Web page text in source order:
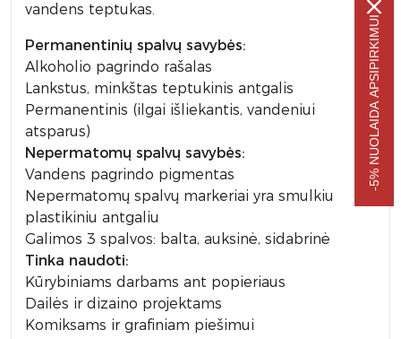
vandens teptukas.
Permanentinių spalvų savybės:
Alkoholio pagrindo rašalas
Lankstus, minkštas teptukinis antgalis
Permanentinis (ilgai išliekantis, vandeniui
atsparus)
Nepermatomų spalvų savybės:
Vandens pagrindo pigmentas
Nepermatomų spalvų markeriai yra smulkiu
plastikiniu antgaliu
Galimos 3 spalvos: balta, auksinė, sidabrinė
Tinka naudoti:
Kūrybiniams darbams ant popieriaus
Dailės ir dizaino projektams
Komiksams ir grafiniam piešimui
-5% NUOLAIDA APSIPIRKIMUI